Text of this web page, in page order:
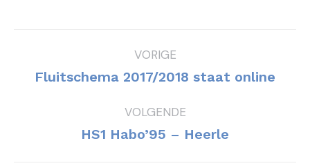
navigatie
VORIGE
Vorig
Fluitschema 2017/2018 staat online
VOLGENDE
Volgend
HS1 Habo’95 – Heerle